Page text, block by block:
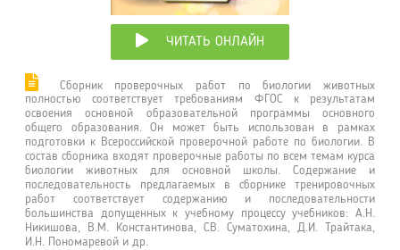
ЧИТАТЬ ОНЛАЙН
Сборник проверочных работ по биологии животных
полностью соответствует требованиям ФГОС к результатам
освоения основной образовательной программы основного
общего образования. Он может быть использован в рамках
подготовки к Всероссийской проверочной работе по биологии. В
состав сборника входят проверочные работы по всем темам курса
биологии животных для основной школы. Содержание и
последовательность предлагаемых в сборнике тренировочных
работ соответствует содержанию и последовательности
большинства допущенных к учебному процессу учебников: А.Н.
Никишова, В.М. Константинова, СВ. Суматохина, Д.И. Трайтака,
И.Н. Пономаревой и др.